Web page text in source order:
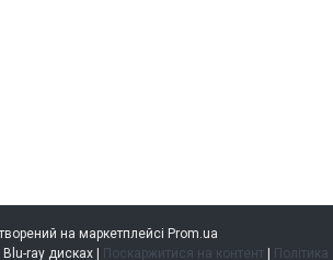
на маркетплейсі Prom.ua
music.kiev.ua — музика на CD, MP3, DVD та Blu-ray дисках | Поскаржитися на контент | Політика